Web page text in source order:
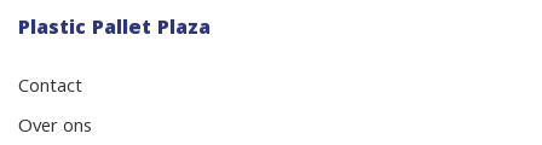
Plastic Pallet Plaza
Contact
Over ons